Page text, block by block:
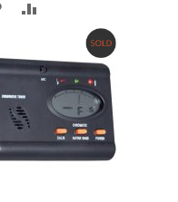
AAN
VERLANGLIJST
TOEVOEGEN
OM
TE
VERGELIJKEN